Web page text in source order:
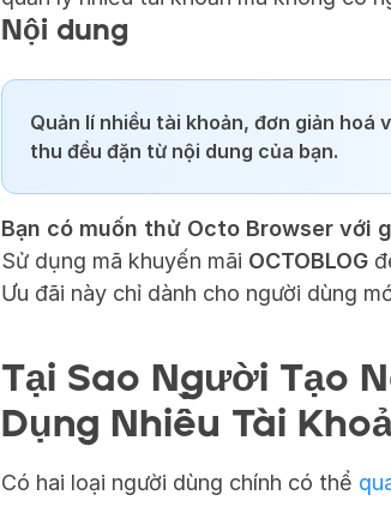
Nội dung
Quản lí nhiều tài khoản, đơn giản hoá
thu đều đặn từ nội dung của bạn.
Bạn có muốn thử Octo Browser với
Sử dụng mã khuyến mãi OCTOBLOG
Ưu đãi này chỉ dành cho người dùng
Tại Sao Người Tạo
Dụng Nhiều Tài
Có hai loại người dùng chính có thể